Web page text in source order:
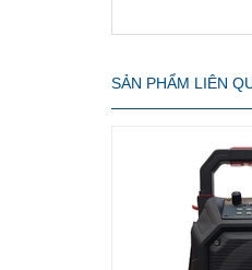
SẢN PHẨM LIÊN